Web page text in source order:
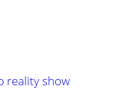
reality show